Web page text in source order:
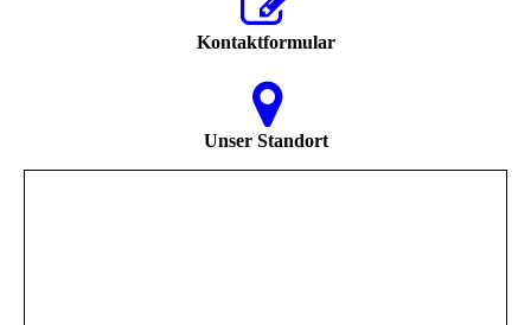
Kontaktformular
Unser Standort